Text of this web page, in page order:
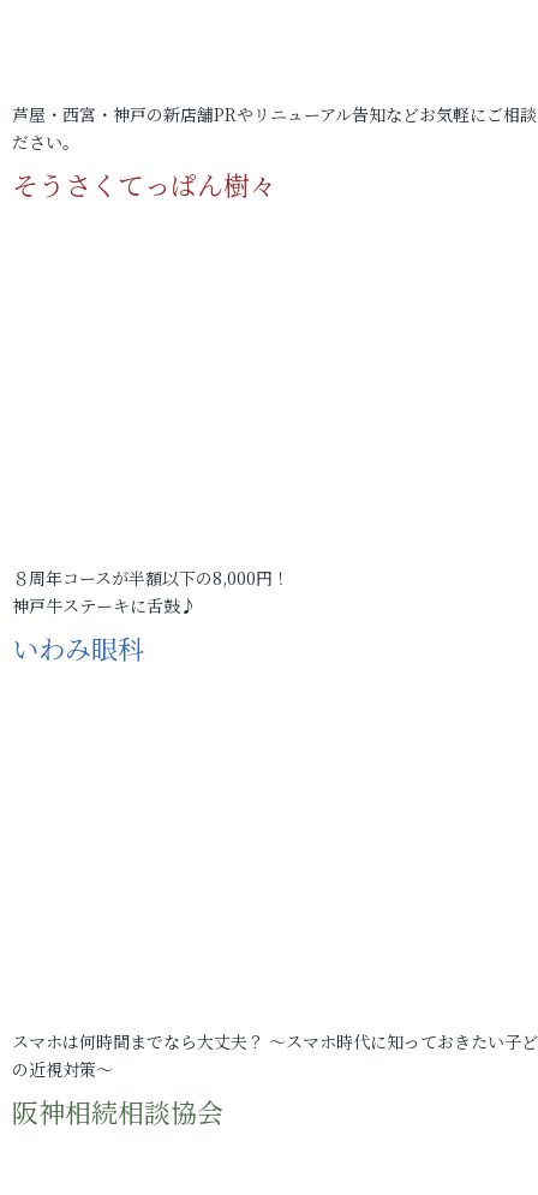
芦屋・西宮・神戸の新店舗PRやリニューアル告知などお気軽にご相
ださい。
そうさくてっぱん樹々
８周年コースが半額以下の8,000円！
神戸牛ステーキに舌鼓♪
いわみ眼科
スマホは何時間までなら大丈夫？ ～スマホ時代に知っておきたい子
の近視対策～
阪神相続相談協会